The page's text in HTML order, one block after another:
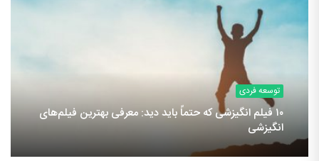
توسعه فردی
۱۰ فیلم انگیزشی که حتماً باید دید: معرفی بهترین فیلم‌های
انگیزشی